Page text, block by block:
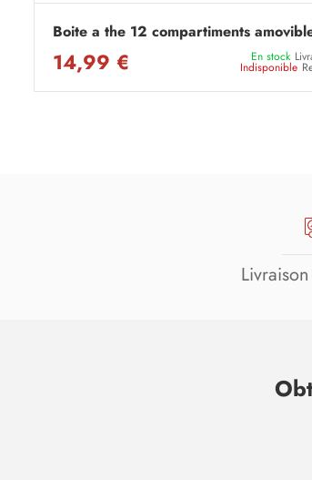
Boite a the 12 compartiments
14,99 € En stock
Indisponible